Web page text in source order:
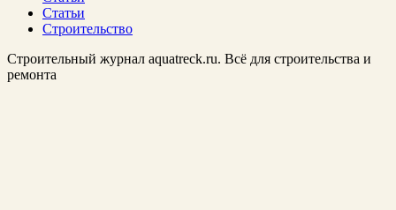
Статьи
Строительство
Строительный журнал aquatreck.ru. Всё для строительства и
ремонта